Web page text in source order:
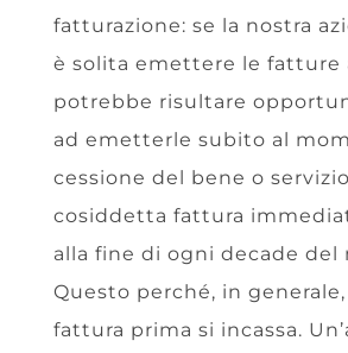
fatturazione: se la nostra
è solita emettere le fatture
potrebbe risultare
ad emetterle subito al
cessione del bene o
cosiddetta fattura
alla fine di ogni decade del
Questo perché, in
fattura prima si incassa.